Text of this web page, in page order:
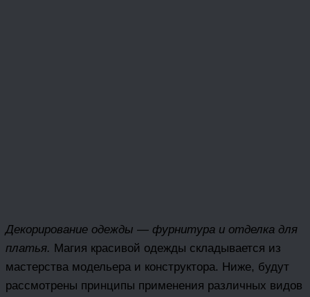
Декорирование одежды — фурнитура и отделка для
платья. Магия красивой одежды складывается из
мастерства модельера и конструктора. Ниже, будут
рассмотрены принципы применения различных видов